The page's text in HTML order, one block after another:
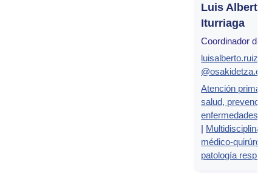
Luis Alberto
Iturriaga
Coordinador del
@osakidetza.eus
Atención primaria
salud,
enfermedades
| Multidisciplinar
médico-
patología